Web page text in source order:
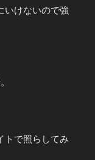
いけないので強
トで照らしてみ